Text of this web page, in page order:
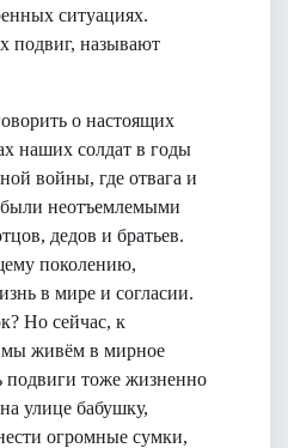
ситуациях.
подвиг, называют
о настоящих
наших солдат в годы
войны, где отвага и
неотъемлемыми
дедов и братьев.
поколению,
в мире и согласии.
Но сейчас, к
мы живём в мирное
подвиги тоже жизненно​
улице бабушку,
огромные сумки,